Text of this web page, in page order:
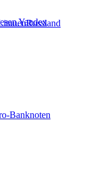
Yandex
Russland
Banknoten